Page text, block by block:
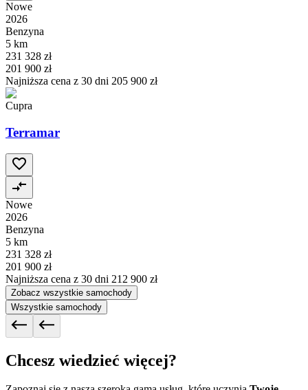
Nowe
2026
Benzyna
5 km
231 328 zł
201 900 zł
Najniższa cena z 30 dni 205 900 zł
Cupra
Terramar
Nowe
2026
Benzyna
5 km
231 328 zł
201 900 zł
Najniższa cena z 30 dni 212 900 zł
Zobacz wszystkie samochody
Wszystkie samochody
Chcesz wiedzieć więcej?